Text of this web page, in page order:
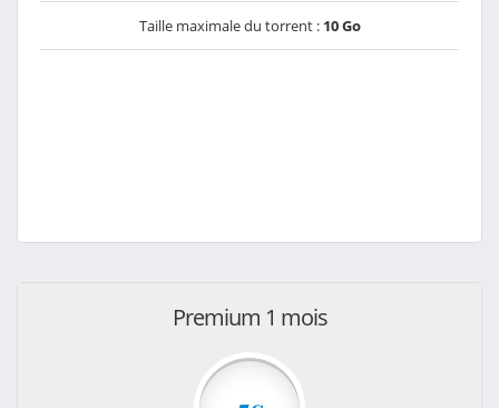
Taille maximale du torrent : 10 Go
Premium 1 mois